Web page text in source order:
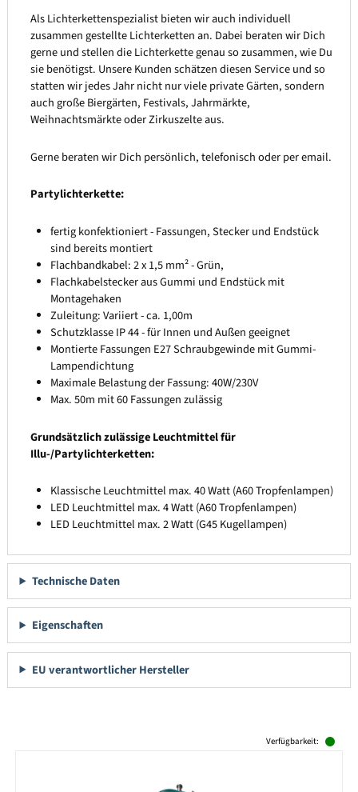
Als Lichterkettenspezialist bieten wir auch individuell
zusammen gestellte Lichterketten an. Dabei beraten wir Dich
gerne und stellen die Lichterkette genau so zusammen, wie Du
sie benötigst. Unsere Kunden schätzen diesen Service und so
statten wir jedes Jahr nicht nur viele private Gärten, sondern
auch große Biergärten, Festivals, Jahrmärkte,
Weihnachtsmärkte oder Zirkuszelte aus.
Gerne beraten wir Dich persönlich, telefonisch oder per email.
Partylichterkette:
fertig konfektioniert - Fassungen, Stecker und Endstück
sind bereits montiert
Flachbandkabel: 2 x 1,5 mm² - Grün,
Flachkabelstecker aus Gummi und Endstück mit
Montagehaken
Zuleitung: Variiert - ca. 1,00m
Schutzklasse IP 44 - für Innen und Außen geeignet
Montierte Fassungen E27 Schraubgewinde mit Gummi-
Lampendichtung
Maximale Belastung der Fassung: 40W/230V
Max. 50m mit 60 Fassungen zulässig
Grundsätzlich zulässige Leuchtmittel für
Illu-/Partylichterketten:
Klassische Leuchtmittel max. 40 Watt (A60 Tropfenlampen)
LED Leuchtmittel max. 4 Watt (A60 Tropfenlampen)
LED Leuchtmittel max. 2 Watt (G45 Kugellampen)
Technische Daten
Eigenschaften
EU verantwortlicher Hersteller
Verfügbarkeit: